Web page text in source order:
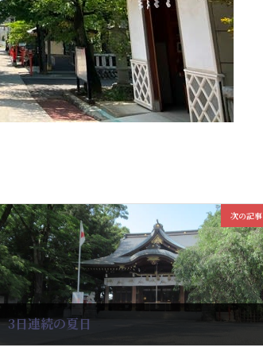
次の記事
3日連続の夏日